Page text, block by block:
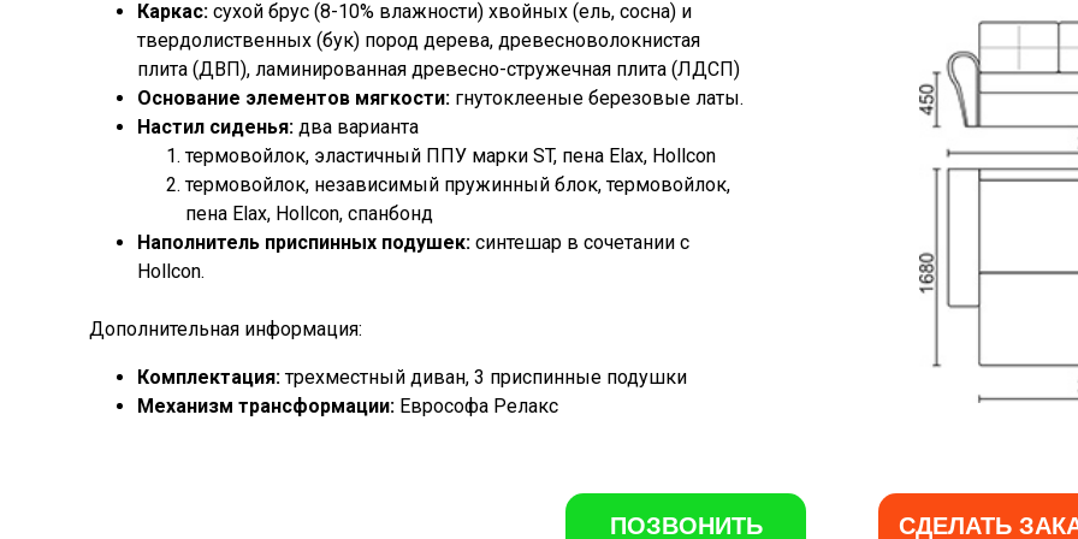
ПОЗВОНИТЬ СДЕЛАТЬ
Каркас: сухой брус (8-10% влажности) хвойных (ель, сосна) и
твердолиственных (бук) пород дерева, древесноволокнистая
плита (ДВП), ламинированная древесно-стружечная плита (ЛДСП)
Основание элементов мягкости: гнутоклееные березовые латы.
Настил сиденья: два варианта
термовойлок, эластичный ППУ марки ST, пена Elax, Hollcon
термовойлок, независимый пружинный блок, термовойлок,
пена Elax, Hollcon, спанбонд
Наполнитель приспинных подушек: синтешар в сочетании с
Hollcon.
Дополнительная информация:
Комплектация:трехместный диван, 3 приспинные подушки
Механизм трансформации: Еврософа Релакс